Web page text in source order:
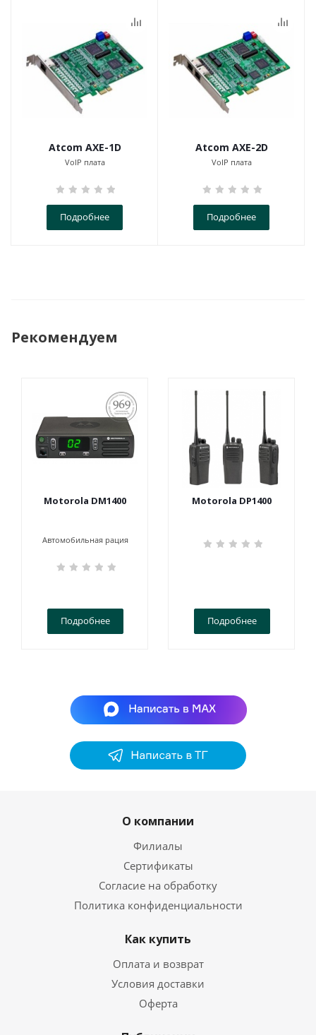
Atcom AXE-1D
VoIP плата
Подробнее
Atcom AXE-2D
VoIP плата
Подробнее
Рекомендуем
ПОСТАНОВЛЕНИЕ
969
Motorola DM1400
Автомобильная рация
Подробнее
Motorola DP1400
Подробнее
О компании
Филиалы
Сертификаты
Согласие на обработку
Политика конфиденциальности
Как купить
Оплата и возврат
Условия доставки
Оферта